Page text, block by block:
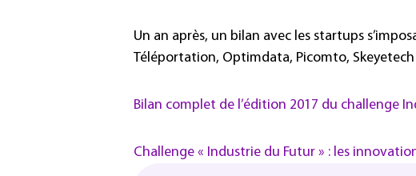
Un an après, un bilan avec les startups
Téléportation, Optimdata, Picomto,
Bilan complet de l’édition 2017 du challenge
Challenge « Industrie du Futur » : les